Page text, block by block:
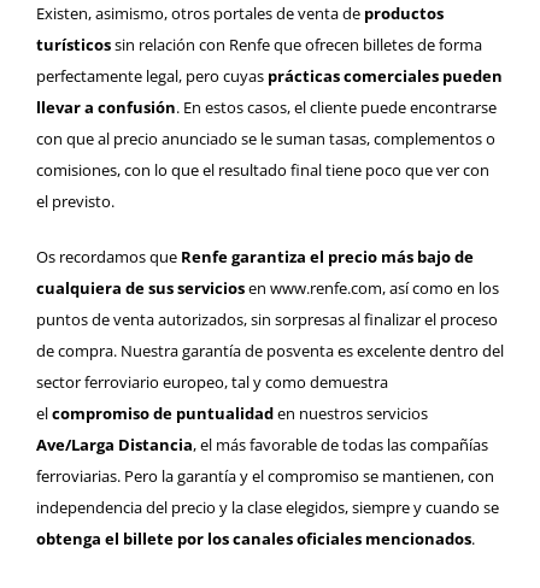
Existen, asimismo, otros portales de venta de productos
turísticossin relación con Renfe que ofrecen billetes de forma
perfectamente legal, pero cuyas prácticas comerciales pueden
llevar a confusión. En estos casos, el cliente puede encontrarse
con que al precio anunciado se le suman tasas, complementos o
comisiones, con lo que el resultado final tiene poco que ver con
el previsto.
Os recordamos que Renfe garantiza el precio más bajo de
cualquiera de sus serviciosen www.renfe.com, así como en los
puntos de venta autorizados, sin sorpresas al finalizar el proceso
de compra. Nuestra garantía de posventa es excelente dentro del
sector ferroviario europeo, tal y como demuestra
elcompromiso de puntualidaden nuestros servicios
Ave/Larga Distancia, el más favorable de todas las compañías
ferroviarias. Pero la garantía y el compromiso se mantienen, con
independencia del precio y la clase elegidos, siempre y cuando se
obtenga el billete por los canales oficiales mencionados.